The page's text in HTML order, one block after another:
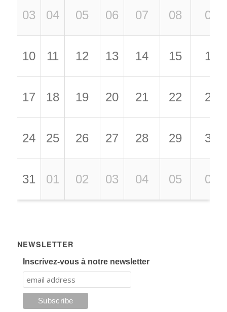
03 04 05 06 07 08 09
10 11 12 13 14 15 16
17 18 19 20 21 22 23
24 25 26 27 28 29 30
31 01 02 03 04 05 06
NEWSLETTER
Inscrivez-vous à notre newsletter